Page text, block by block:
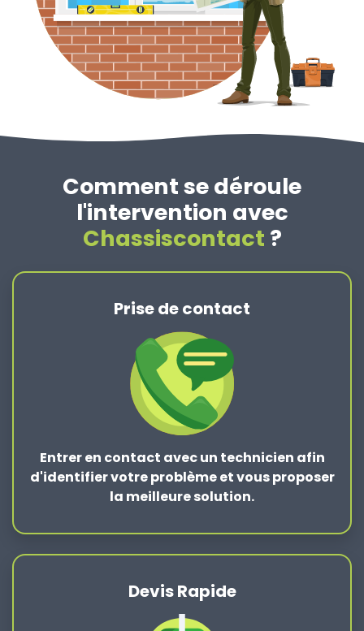
Comment se déroule
l'intervention avec
Chassiscontact ?
Prise de contact
Entrer en contact avec un technicien afin
d'identifier votre problème et vous proposer
la meilleure solution.
Devis Rapide